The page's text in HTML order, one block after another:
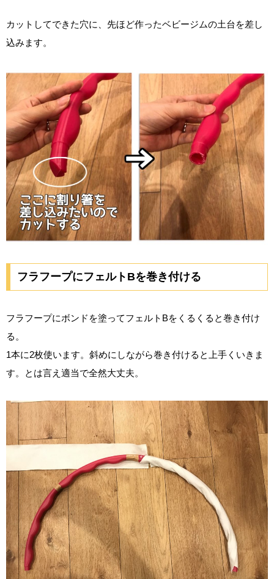
カットしてできた穴に、先ほど作ったベビージムの土台を差し
込みます。
フラフープにフェルトBを巻き付ける
フラフープにボンドを塗ってフェルトBをくるくると巻き付け
る。
1本に2枚使います。斜めにしながら巻き付けると上手くいきま
す。とは言え適当で全然大丈夫。